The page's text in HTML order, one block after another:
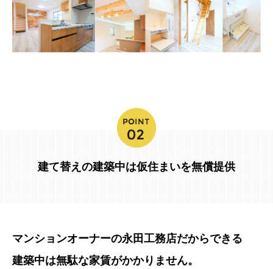
建て替えの建築中は仮住まいを無償提供
マンションオーナーの永田工務店だからできる
建築中は無駄な家賃がかかりません。